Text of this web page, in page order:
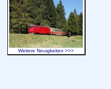
Weitere Neuigkeiten >>>